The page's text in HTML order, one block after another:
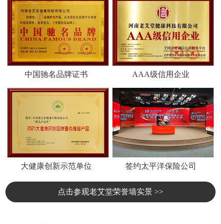
中国驰名品牌证书 AAA级信用企业
大健康创新示范单位 签约太平洋保险公司
点击参观老艾堂荣誉墙实景 >>